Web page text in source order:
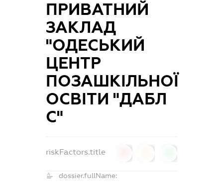
ПРИВАТНИЙ
ЗАКЛАД
"ОДЕСЬКИЙ
ЦЕНТР
ПОЗАШКІЛЬНОЇ
ОСВІТИ "ДАБЛ
С"
riskFactors.title
dossier.fullName: